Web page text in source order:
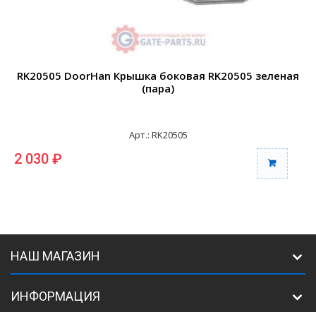
RK20505 DoorHan Крышка боковая RK20505 зеленая
(пара)
Арт.: RK20505
2 030 ₽
НАШ МАГАЗИН
ИНФОРМАЦИЯ